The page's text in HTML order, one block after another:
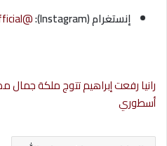
إنستغرام (Instagram):
@marksamaanofficial
أسطوري